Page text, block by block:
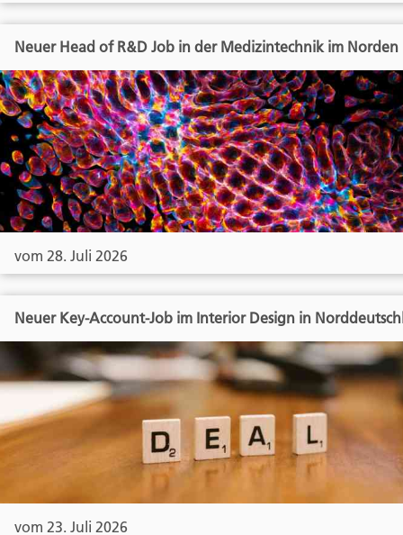
Neuer Head of R&D Job in der Medizintechnik im Norden
vom 28. Juli 2026
Neuer Key-Account-Job im Interior Design in
vom 23. Juli 2026